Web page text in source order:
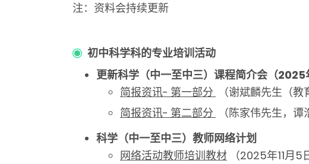
注：资料会持续更新
初中科学科的专业培训活动
更新科学（中一至中三）课程简介会（2025
简报资讯- 第一部分
（谢斌麟先生（
简报资讯- 第二部分
（陈家伟先生，
科学（中一至中三）教师网络计划
网络活动教师培训教材 （2025年11月5